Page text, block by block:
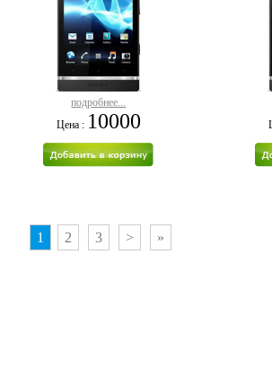
подробнее...
Цена : 10000
1 2 3 > »